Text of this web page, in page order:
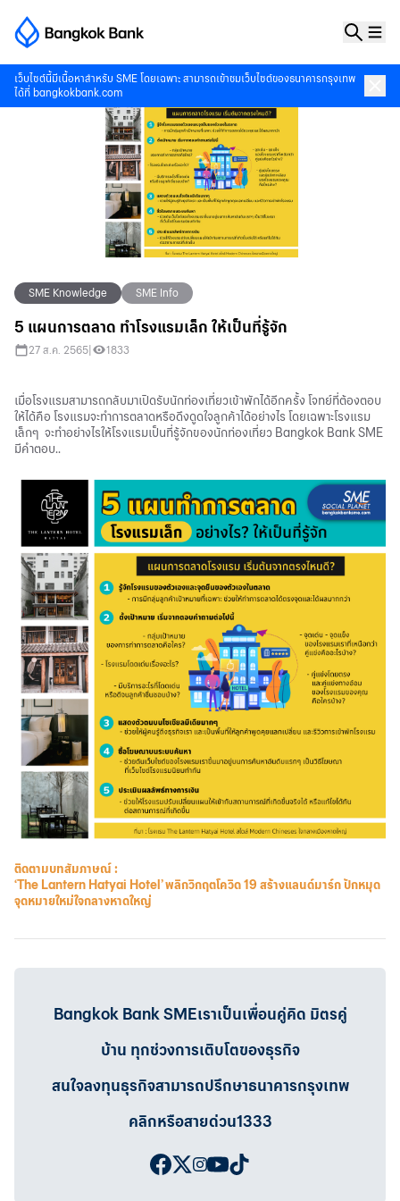
เว็บไซต์นี้มีเนื้อหาสำหรับ SME โดยเฉพาะ สามารถเข้าชมเว็บไซต์ของธนาคารกรุงเทพ
ได้ที่ bangkokbank.com
SME Knowledge SME Info
5 แผนการตลาด ทำโรงแรมเล็ก ให้เป็นที่รู้จัก
27 ส.ค. 2565 1833
เมื่อโรงแรมสามารถกลับมาเปิดรับนักท่องเที่ยวเข้าพักได้อีกครั้ง โจทย์ที่ต้องตอบ
ให้ได้คือ โรงแรมจะทำการตลาดหรือดึงดูดใจลูกค้าได้อย่างไร โดยเฉพาะโรงแรม
เล็กๆ จะทำอย่างไรให้โรงแรมเป็นที่รู้จักของนักท่องเที่ยว Bangkok Bank SME
มีคำตอบ..
ติดตามบทสัมภาษณ์ :
‘The Lantern Hatyai Hotel’ พลิกวิกฤตโควิด 19 สร้างแลนด์มาร์ก ปักหมุด
จุดหมายใหม่ใจกลางหาดใหญ่
Bangkok Bank SMEเราเป็นเพื่อนคู่คิด มิตรคู่
บ้าน ทุกช่วงการเติบโตของธุรกิจ
สนใจลงทุนธุรกิจสามารถปรึกษาธนาคารกรุงเทพ
คลิกหรือสายด่วน1333